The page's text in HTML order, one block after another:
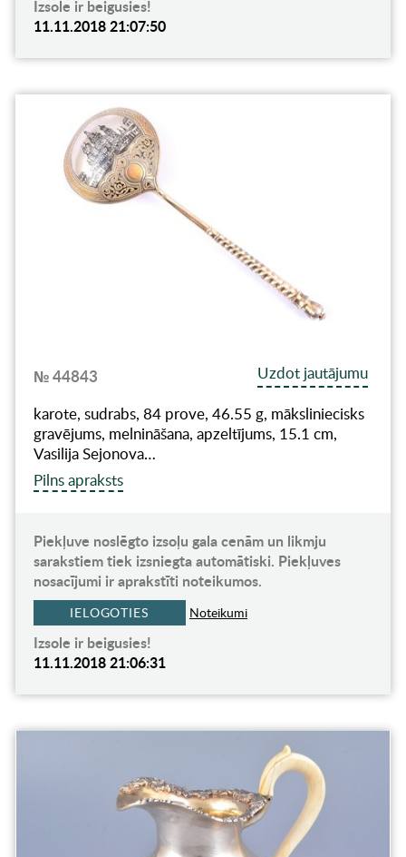
Izsole ir beigusies!
11.11.2018 21:07:50
№ 44843
Uzdot jautājumu
karote, sudrabs, 84 prove, 46.55 g, māksliniecisks
gravējums, melnināšana, apzeltījums, 15.1 cm,
Vasilija Sejonova…
Pilns apraksts
Piekļuve noslēgto izsoļu gala cenām un likmju
sarakstiem tiek izsniegta automātiski. Piekļuves
nosacījumi ir aprakstīti noteikumos.
IELOGOTIES Noteikumi
Izsole ir beigusies!
11.11.2018 21:06:31